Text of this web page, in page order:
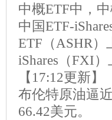
中概ETF中，
中国ETF-
ETF（ASHR）
iShares（FXI）
【17:12更新】
布伦特原油逼
66.42美元。